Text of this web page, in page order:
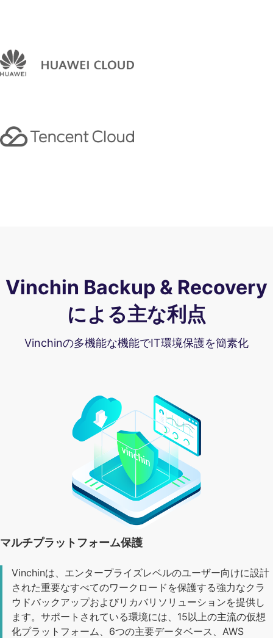
Vinchin Backup & Recovery
による主な利点
Vinchinの多機能な機能でIT環境保護を簡素化
マルチプラットフォーム保護
Vinchinは、エンタープライズレベルのユーザー向けに設計
された重要なすべてのワークロードを保護する強力なクラ
ウドバックアップおよびリカバリソリューションを提供し
ます。サポートされている環境には、15以上の主流の仮想
化プラットフォーム、6つの主要データベース、AWS